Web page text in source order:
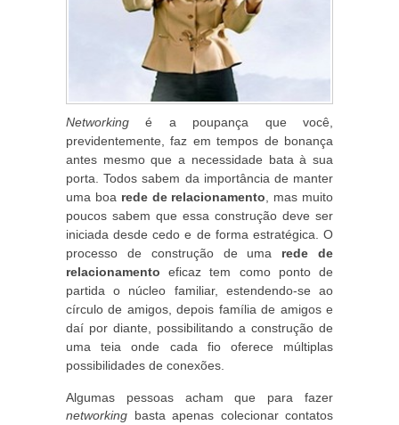
Networking é a poupança que você,
previdentemente, faz em tempos de bonança
antes mesmo que a necessidade bata à sua
porta. Todos sabem da importância de manter
uma boa rede de relacionamento , mas muito
poucos sabem que essa construção deve ser
iniciada desde cedo e de forma estratégica. O
processo de construção de uma rede de
relacionamento eficaz tem como ponto de
partida o núcleo familiar, estendendo-se ao
círculo de amigos, depois família de amigos e
daí por diante, possibilitando a construção de
uma teia onde cada fio oferece múltiplas
possibilidades de conexões.
Algumas pessoas acham que para fazer
networking basta apenas colecionar contatos